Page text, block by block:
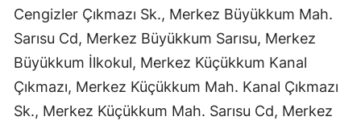
Cengizler Çıkmazı Sk., Merkez Büyükkum Mah.
Sarısu Cd, Merkez Büyükkum Sarısu, Merkez
Büyükkum İlkokul, Merkez Küçükkum Kanal
Çıkmazı, Merkez Küçükkum Mah. Kanal Çıkmazı
Sk., Merkez Küçükkum Mah. Sarısu Cd, Merkez